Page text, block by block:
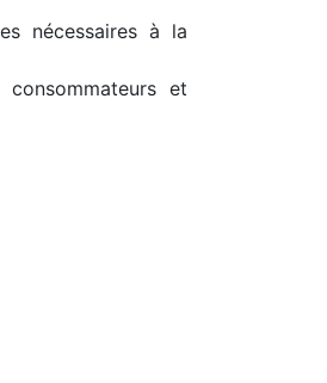
nécessaires à la
et